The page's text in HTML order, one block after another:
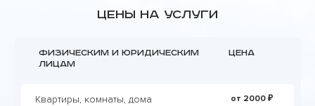
Цены на услуги
Физическим и юридическим
лицам
Цена
Квартиры, комнаты, дома от 2000 ₽